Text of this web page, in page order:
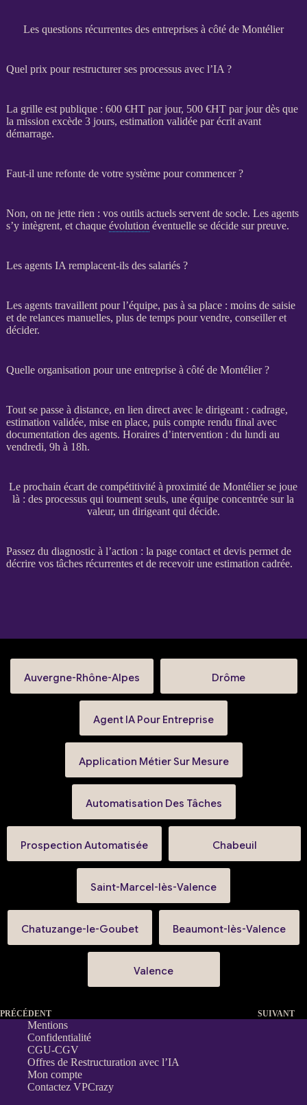
Les questions récurrentes des entreprises à côté de Montélier
Quel prix pour restructurer ses processus avec l’IA ?
La grille est publique : 600 €HTpar jour, 500 €HTpar jour dès que
la mission excède 3 jours, estimation validée par écrit avant
démarrage.
Faut-il une refonte de votre système pour commencer ?
Non, on ne jette rien : vos outils actuels servent de socle. Les agents
s’y intègrent, et chaque évolution éventuelle se décide sur preuve.
Les agents IA remplacent-ils des salariés ?
Les agentstravaillent pour l’équipe, pas à sa place : moins de saisie
et de relancesmanuelles, plus de temps pour vendre, conseiller et
décider.
Quelle organisation pour une entreprise à côté de Montélier ?
Tout se passe à distance, en lien direct avec le dirigeant : cadrage,
estimation validée, mise en place, puis compte rendu final avec
documentation des agents. Horaires d’intervention : du lundi au
vendredi, 9h à 18h.
Le prochain écart de compétitivité à proximité de Montélier se joue
là : des processus qui tournent seuls, une équipe concentrée sur la
valeur, un dirigeant qui décide.
Passez du diagnostic à l’action : la page contact et devispermet de
décrire vos tâches récurrentes et de recevoir une estimation cadrée.
Auvergne-Rhône-Alpes Drôme
Agent IA Pour Entreprise
Application Métier Sur Mesure
Automatisation Des Tâches
Prospection Automatisée Chabeuil
Saint-Marcel-lès-Valence
Chatuzange-le-Goubet Beaumont-lès-Valence
Valence
PRÉCÉDENT SUIVANT
Mentions
Confidentialité
CGU-CGV
Offres de Restructuration avec l’IA
Mon compte
Contactez VPCrazy